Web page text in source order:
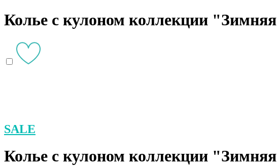
Колье с кулоном коллекции
SALE
Колье с кулоном коллекции